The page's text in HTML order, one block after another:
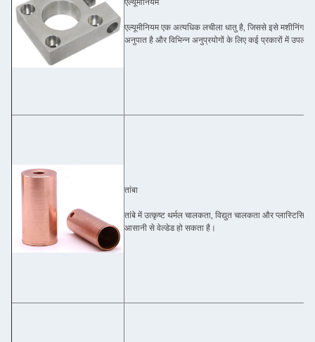
एल्यूमीनियम
एल्यूमीनियम एक अत्यधिक लचीला धातु है, जिससे इसे मशीनिंग
अनुपात है और विभिन्न अनुप्रयोगों के लिए कई प्रकारों में
तांबा
तांबे में उत्कृष्ट थर्मल चालकता, विद्युत चालकता और
आसानी से वेल्डेड हो सकता है।